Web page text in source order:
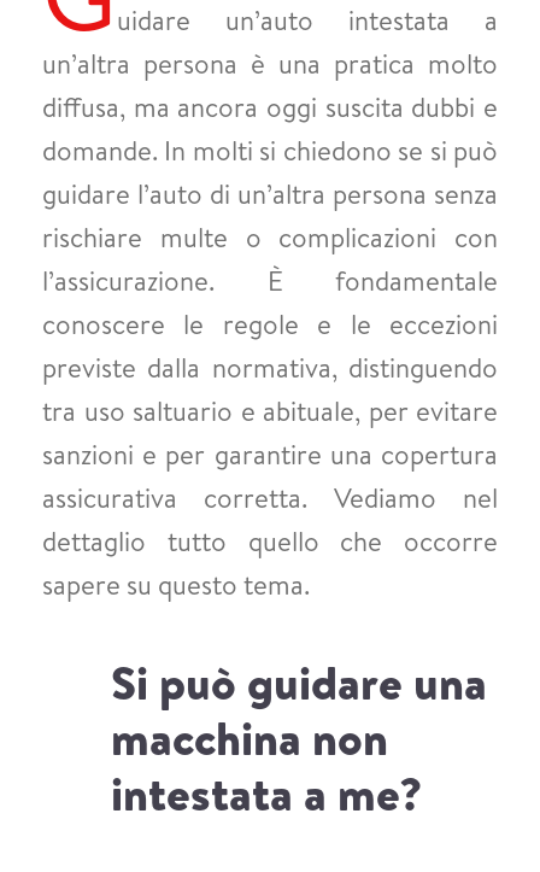
uidare un’auto intestata a
un’altra persona è una pratica molto
diffusa, ma ancora oggi suscita dubbi e
domande. In molti si chiedono se si può
guidare l’auto di un’altra persona senza
rischiare multe o complicazioni con
l’assicurazione. È fondamentale
conoscere le regole e le eccezioni
previste dalla normativa, distinguendo
tra uso saltuario e abituale, per evitare
sanzioni e per garantire una copertura
assicurativa corretta. Vediamo nel
dettaglio tutto quello che occorre
sapere su questo tema.
Si può guidare una
macchina non
intestata a me?